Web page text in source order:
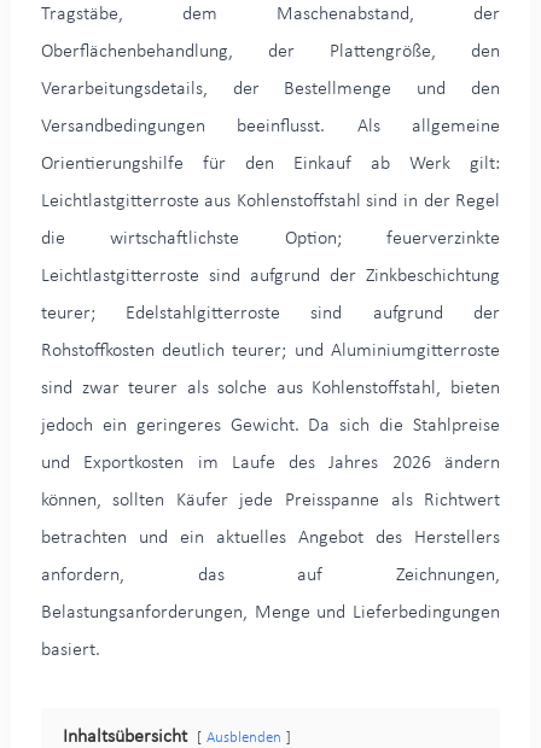
Tragstäbe, dem Maschenabstand, der
Oberflächenbehandlung, der Plattengröße, den
Verarbeitungsdetails, der Bestellmenge und den
Versandbedingungen beeinflusst. Als allgemeine
Orientierungshilfe für den Einkauf ab Werk gilt:
Leichtlastgitterroste aus Kohlenstoffstahl sind in der Regel
die wirtschaftlichste Option; feuerverzinkte
Leichtlastgitterroste sind aufgrund der Zinkbeschichtung
teurer; Edelstahlgitterroste sind aufgrund der
Rohstoffkosten deutlich teurer; und Aluminiumgitterroste
sind zwar teurer als solche aus Kohlenstoffstahl, bieten
jedoch ein geringeres Gewicht. Da sich die Stahlpreise
und Exportkosten im Laufe des Jahres 2026 ändern
können, sollten Käufer jede Preisspanne als Richtwert
betrachten und ein aktuelles Angebot des Herstellers
anfordern, das auf Zeichnungen,
Belastungsanforderungen, Menge und Lieferbedingungen
basiert.
Inhaltsübersicht Ausblenden